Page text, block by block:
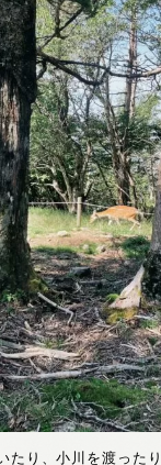
たり、小川を渡った